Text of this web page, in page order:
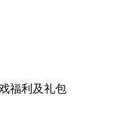
福利 及礼包